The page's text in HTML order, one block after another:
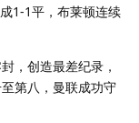
1-1平，布莱顿连续
，创造最差纪录，
第八，曼联成功守